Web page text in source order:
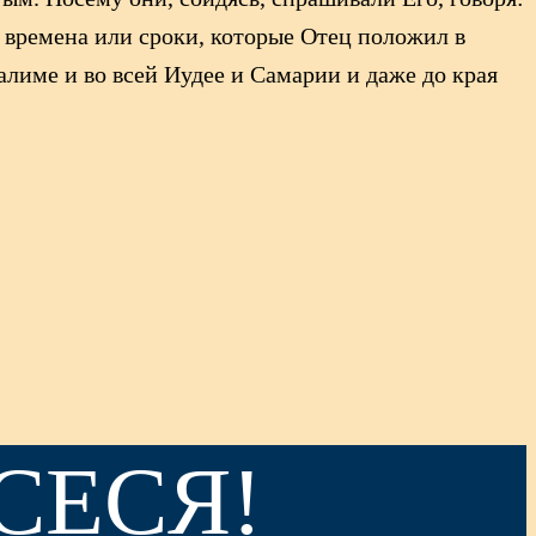
или сроки, которые Отец положил в
и во всей Иудее и Самарии и даже до края